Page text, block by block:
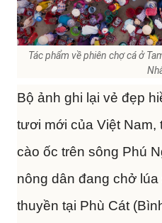
Tác phẩm về phiên chợ cá ở
Bộ ảnh ghi lại vẻ đẹp
tươi mới của Việt
cào ốc trên sông Phú
nông dân đang chở
thuyền tại Phù Cát